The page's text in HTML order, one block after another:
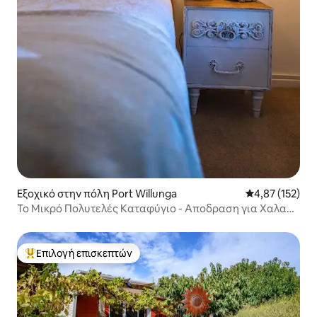
Εξοχικό στην πόλη Port Willunga Μέση
4,87 (152)
Το Μικρό Πολυτελές Καταφύγιο - Αποδραση για Χαλαρή
Κορυφαία επιλογή επισκεπτών
Επιλογή επισκεπτών